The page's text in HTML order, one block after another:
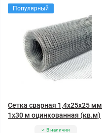
Популярный
Сетка сварная 1,4x25x25 мм
1x30 м оцинкованная (кв.м)
В наличии